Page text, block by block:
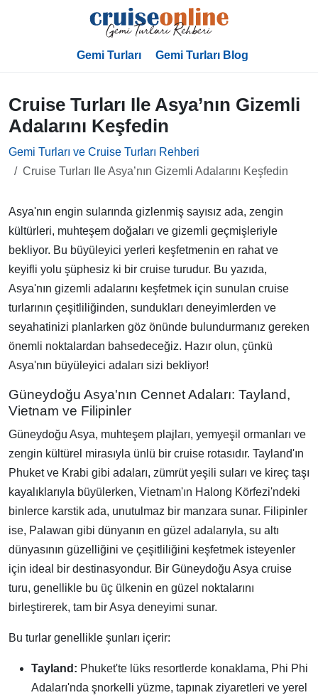
Gemi Turları Gemi Turları Blog
Cruise Turları Ile Asya’nın Gizemli
Adalarını Keşfedin
Gemi Turları ve Cruise Turları Rehberi
Cruise Turları Ile Asya’nın Gizemli Adalarını Keşfedin
Asya'nın engin sularında gizlenmiş sayısız ada, zengin
kültürleri, muhteşem doğaları ve gizemli geçmişleriyle
bekliyor. Bu büyüleyici yerleri keşfetmenin en rahat ve
keyifli yolu şüphesiz ki bir cruise turudur. Bu yazıda,
Asya'nın gizemli adalarını keşfetmek için sunulan cruise
turlarının çeşitliliğinden, sundukları deneyimlerden ve
seyahatinizi planlarken göz önünde bulundurmanız gereken
önemli noktalardan bahsedeceğiz. Hazır olun, çünkü
Asya'nın büyüleyici adaları sizi bekliyor!
Güneydoğu Asya'nın Cennet Adaları: Tayland,
Vietnam ve Filipinler
Güneydoğu Asya, muhteşem plajları, yemyeşil ormanları ve
zengin kültürel mirasıyla ünlü bir cruise rotasıdır. Tayland'ın
Phuket ve Krabi gibi adaları, zümrüt yeşili suları ve kireç taşı
kayalıklarıyla büyülerken, Vietnam'ın Halong Körfezi'ndeki
binlerce karstik ada, unutulmaz bir manzara sunar. Filipinler
ise, Palawan gibi dünyanın en güzel adalarıyla, su altı
dünyasının güzelliğini ve çeşitliliğini keşfetmek isteyenler
için ideal bir destinasyondur. Bir Güneydoğu Asya cruise
turu, genellikle bu üç ülkenin en güzel noktalarını
birleştirerek, tam bir Asya deneyimi sunar.
Bu turlar genellikle şunları içerir:
Tayland: Phuket'te lüks resortlerde konaklama, Phi Phi
Adaları'nda şnorkelli yüzme, tapınak ziyaretleri ve yerel